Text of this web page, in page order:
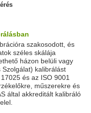
szakosodott, és
széles skálája
házon belüli vagy
Szolgálat) kalibrálást
és az ISO 9001
műszerekre és
által akkreditált kalibráló